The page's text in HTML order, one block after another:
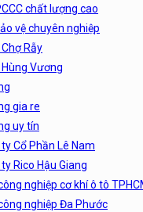
chất lượng cao
vệ chuyên nghiệp
Rẫy
Hùng Vương
gia re
uy tín
Cổ Phần Lê Nam
Rico Hậu Giang
nghiệp cơ khí ô tô
nghiệp Đa Phước